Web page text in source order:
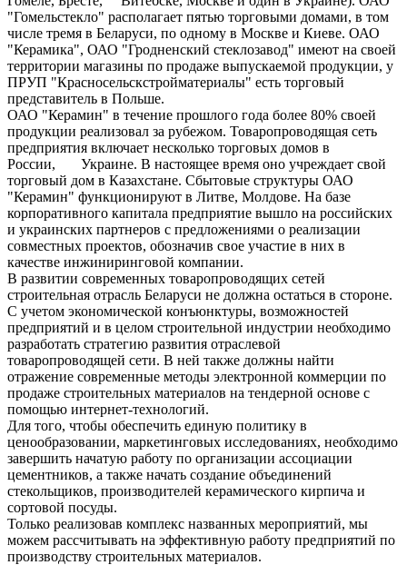
"Гомельстекло" располагает пятью торговыми домами, в том
числе тремя в Беларуси, по одному в Москве и Киеве. ОАО
"Керамика", ОАО "Гродненский стеклозавод" имеют на своей
территории магазины по продаже выпускаемой продукции, у
ПРУП "Красносельскстройматериалы" есть торговый
представитель в Польше.
ОАО "Керамин" в течение прошлого года более 80% своей
продукции реализовал за рубежом. Товаропроводящая сеть
предприятия включает несколько торговых домов в
России, Украине. В настоящее время оно учреждает свой
торговый дом в Казахстане. Сбытовые структуры ОАО
"Керамин" функционируют в Литве, Молдове. На базе
корпоративного капитала предприятие вышло на российских
и украинских партнеров с предложениями о реализации
совместных проектов, обозначив свое участие в них в
качестве инжиниринговой компании.
В развитии современных товаропроводящих сетей
строительная отрасль Беларуси не должна остаться в стороне.
С учетом экономической конъюнктуры, возможностей
предприятий и в целом строительной индустрии необходимо
разработать стратегию развития отраслевой
товаропроводящей сети. В ней также должны найти
отражение современные методы электронной коммерции по
продаже строительных материалов на тендерной основе с
помощью интернет-технологий.
Для того, чтобы обеспечить единую политику в
ценообразовании, маркетинговых исследованиях, необходимо
завершить начатую работу по организации ассоциации
цементников, а также начать создание объединений
стекольщиков, производителей керамического кирпича и
сортовой посуды.
Только реализовав комплекс названных мероприятий, мы
можем рассчитывать на эффективную работу предприятий по
производству строительных материалов.